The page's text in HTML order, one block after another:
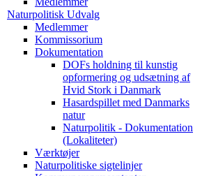
Naturpolitisk Udvalg
Medlemmer
Kommissorium
Dokumentation
DOFs holdning til kunstig
opformering og udsætning af
Hvid Stork i Danmark
Hasardspillet med Danmarks
natur
Naturpolitik - Dokumentation
(Lokaliteter)
Værktøjer
Naturpolitiske sigtelinjer